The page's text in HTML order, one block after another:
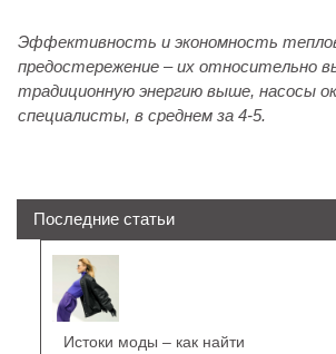
Эффективность и экономность
предостережение – их относительно
традиционную энергию выше, насосы
специалисты, в среднем за 4-5.
Последние статьи
Истоки моды – как найти